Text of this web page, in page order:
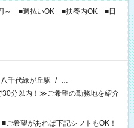
～ ■週払いOK ■扶養内OK ■日
八千代緑が丘駅 / …
分以内！≫ご希望の勤務地を紹介